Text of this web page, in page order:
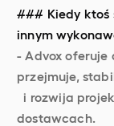
### Kiedy ktoś
innym
- Advox oferuje
przejmuje,
i rozwija
dostawcach.